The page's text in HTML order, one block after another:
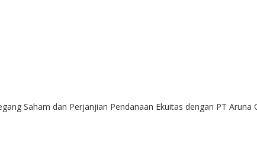
Saham dan Perjanjian Pendanaan Ekuitas dengan PT